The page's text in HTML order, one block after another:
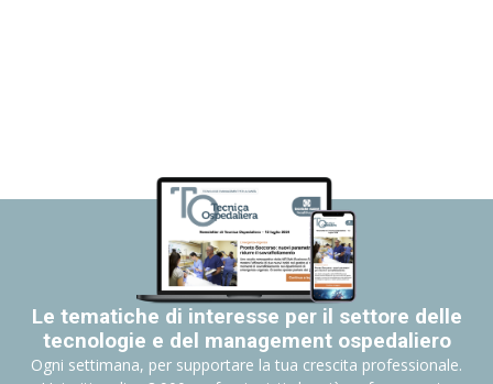
Le tematiche di interesse per il settore delle
tecnologie e del management ospedaliero
Ogni settimana, per supportare la tua crescita professionale.